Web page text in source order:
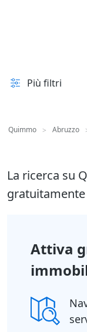
Più filtri
Quimmo > Abruzzo
La ricerca su
Attiva